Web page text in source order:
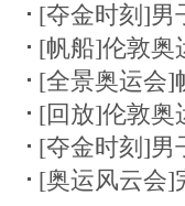
[夺金时刻]男
[帆船]伦敦奥
[全景奥运会]
[回放]伦敦奥
[夺金时刻]男
[奥运风云会]